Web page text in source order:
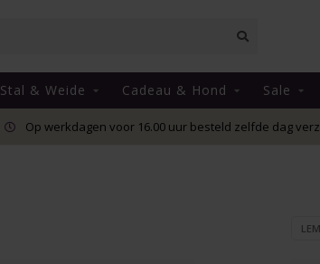
Stal & Weide Cadeau & Hond Sale
Op werkdagen voor 16.00 uur besteld zelfde dag